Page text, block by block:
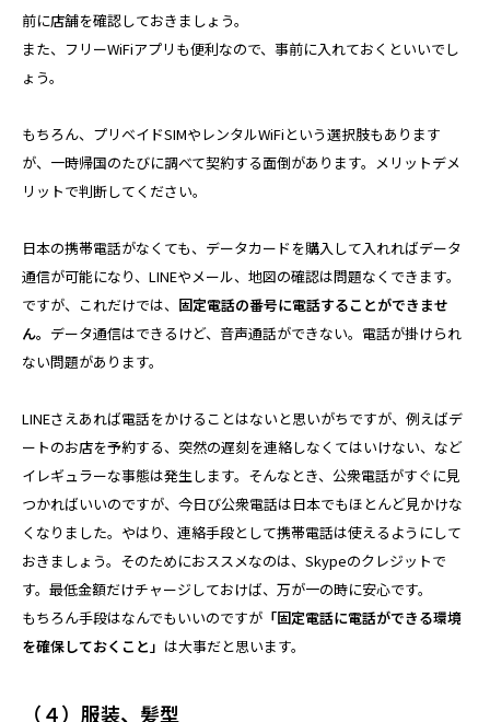
前に店舗を確認しておきましょう。
また、フリーWiFiアプリも便利なので、事前に入れておくといいでし
ょう。
もちろん、プリベイドSIMやレンタルWiFiという選択肢もあります
が、一時帰国のたびに調べて契約する面倒があります。メリットデメ
リットで判断してください。
日本の携帯電話がなくても、データカードを購入して入れればデータ
通信が可能になり、LINEやメール、地図の確認は問題なくできます。
ですが、これだけでは、 固定電話の番号に電話することができませ
ん。 データ通信はできるけど、音声通話ができない。電話が掛けられ
ない問題があります。
LINEさえあれば電話をかけることはないと思いがちですが、例えばデ
ートのお店を予約する、突然の遅刻を連絡しなくてはいけない、など
イレギュラーな事態は発生します。そんなとき、公衆電話がすぐに見
つかればいいのですが、今日び公衆電話は日本でもほとんど見かけな
くなりました。やはり、連絡手段として携帯電話は使えるようにして
おきましょう。そのためにおススメなのは、Skypeのクレジットで
す。最低金額だけチャージしておけば、万が一の時に安心です。
もちろん手段はなんでもいいのですが 「固定電話に電話ができる環境
を確保しておくこと」 は大事だと思います。
（４）服装、髪型